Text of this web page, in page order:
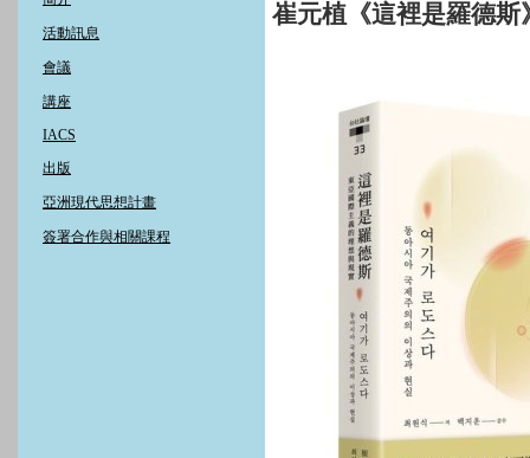
活動訊息
會議
講座
IACS
出版
亞洲現代思想計畫
簽署合作與相關課程
崔元植《這裡是羅德斯